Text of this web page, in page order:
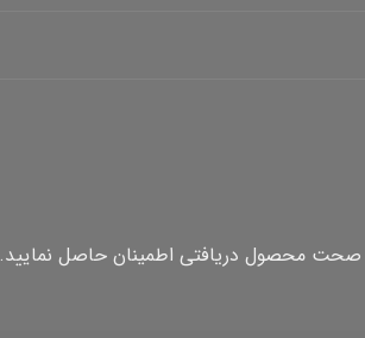
صحت محصول دریافتی اطمینان حاصل نمایید.